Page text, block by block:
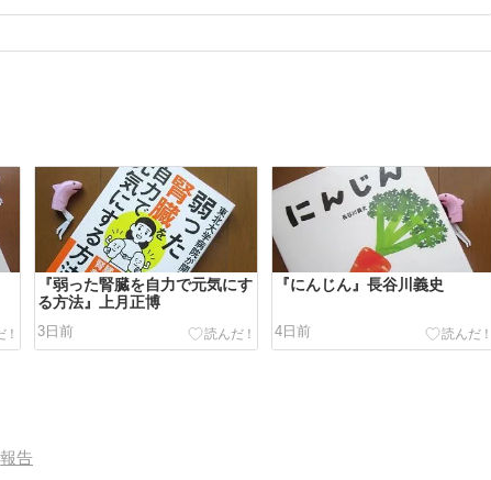
『弱った腎臓を自力で元気にす
る方法』上月正博
3日前
『にんじん』長谷川義史
4日前
報告